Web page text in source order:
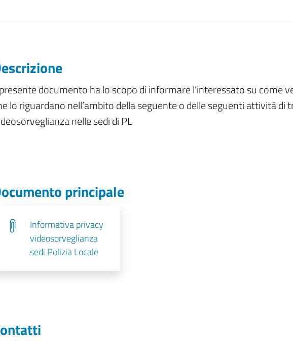
documento ha lo scopo di informare l’interessato su come
lo riguardano nell’ambito della seguente o delle seguenti attività di
nelle sedi di PL
principale
Informativa privacy
videosorveglianza
sedi Polizia Locale